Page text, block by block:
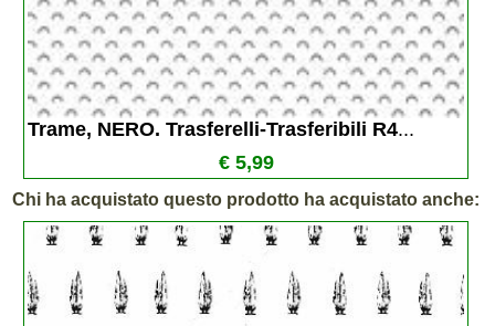
Trame, NERO. Trasferelli-Trasferibili R4...
€ 5,99
Chi ha acquistato questo prodotto ha acquistato anche: